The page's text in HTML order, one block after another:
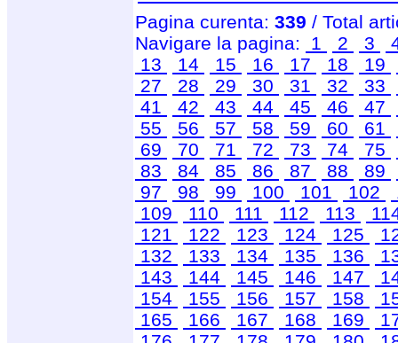
Pagina curenta: 339 / Total
Navigare la pagina:
1 2 3
13
14 15 16 17 18 19
27
28 29 30 31 32 33
41
42 43 44 45 46 47
55
56 57 58 59 60 61
69
70 71 72 73 74 75
83
84 85 86 87 88 89
97
98 99 100 101 102
109
110 111 112 113
121
122 123 124 125
132
133 134 135 136
143
144 145 146 147
154
155 156 157 158
165
166 167 168 169